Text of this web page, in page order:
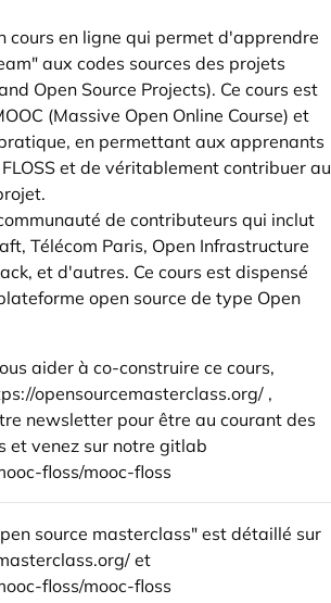
cours en ligne qui permet d'apprendre
aux codes sources des projets
Open Source Projects). Ce cours est
(Massive Open Online Course) et
en permettant aux apprenants
et de véritablement contribuer au
de contributeurs qui inclut
Télécom Paris, Open Infrastructure
et d'autres. Ce cours est dispensé
open source de type Open
aider à co-construire ce cours,
opensourcemasterclass.org/ ,
newsletter pour être au courant des
et venez sur notre gitlab
floss/mooc-floss
source masterclass" est détaillé sur
et
floss/mooc-floss